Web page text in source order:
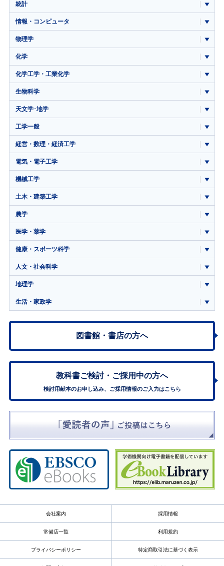
統計
情報・コンピュータ
物理学
化学
化学工学・工業化学
生物科学
天文学･地学
工学一般
経営・数理・経済工学
電気・電子工学
機械工学
土木・建築工学
農学
医学・薬学
健康・スポーツ科学
人文・社会科学
地理学
生活・家政学
図書館・書店の方へ
教科書ご検討・ ご採用中の方へ
検討用献本のお申し込み、ご採用情報のご入力はこちら
会社案内 採用情報
常備店一覧 利用規約
プライバシーポリシー 特定商取引法に基づく表示